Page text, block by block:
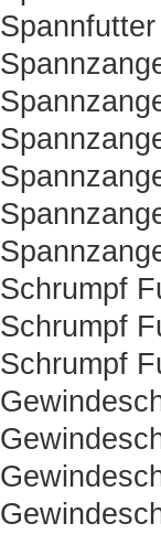
Schrumpf
Schrumpf
Schrumpf